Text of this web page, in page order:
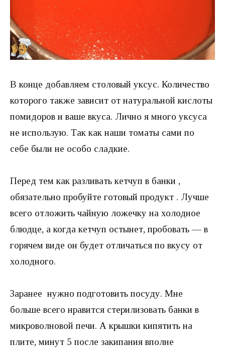
В конце добавляем столовый уксус. Количество
которого также зависит от натуральной кислоты
помидоров и ваше вкуса. Лично я много уксуса
не использую. Так как наши томаты сами по
себе были не особо сладкие.
Перед тем как разливать кетчуп в банки ,
обязательно пробуйте готовый продукт . Лучше
всего отложить чайную ложечку на холодное
блюдце, а когда кетчуп остынет, пробовать — в
горячем виде он будет отличаться по вкусу от
холодного.
Заранее нужно подготовить посуду. Мне
больше всего нравится стерилизовать банки в
микроволновой печи. А крышки кипятить на
плите, минут 5 после закипания вполне